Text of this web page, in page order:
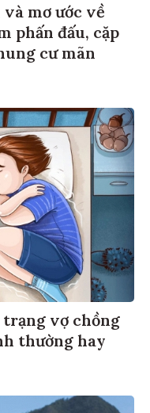
mơ ước về
phấn đấu, cặp
cư mãn
vợ chồng
thường hay